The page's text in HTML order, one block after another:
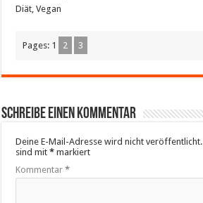
Diät, Vegan
Pages: 1 2 3
Schreibe einen Kommentar
Deine E-Mail-Adresse wird nicht veröffentlicht.
sind mit* markiert
Kommentar*